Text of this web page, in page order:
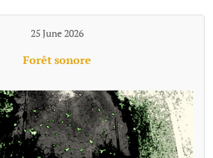
25 June 2026
Forêt sonore